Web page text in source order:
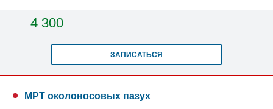
4 300
ЗАПИСАТЬСЯ
МРТ околоносовых пазух